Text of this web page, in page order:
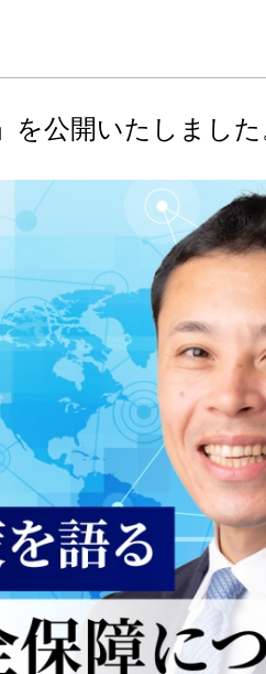
を公開いたしました